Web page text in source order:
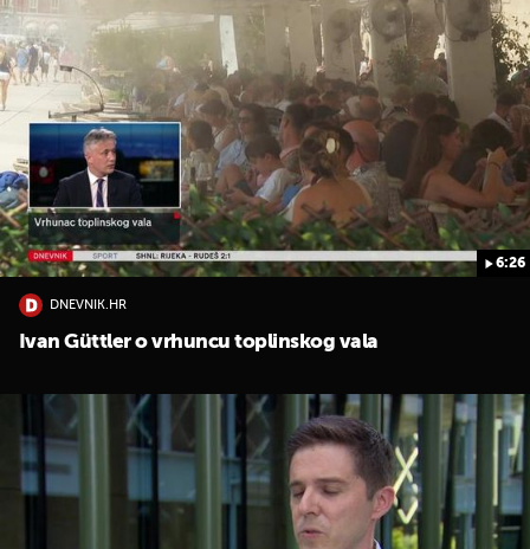
6:26
DNEVNIK.HR
Ivan Güttler o vrhuncu toplinskog vala